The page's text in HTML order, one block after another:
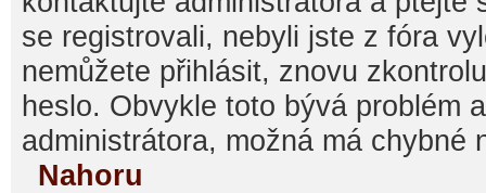
se registrovali, nebyli jste z fóra
nemůžete přihlásit, znovu
heslo. Obvykle toto bývá problém
administrátora, možná má chybné
Nahoru